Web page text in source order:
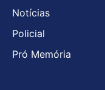
Notícias
Policial
Pró Memória